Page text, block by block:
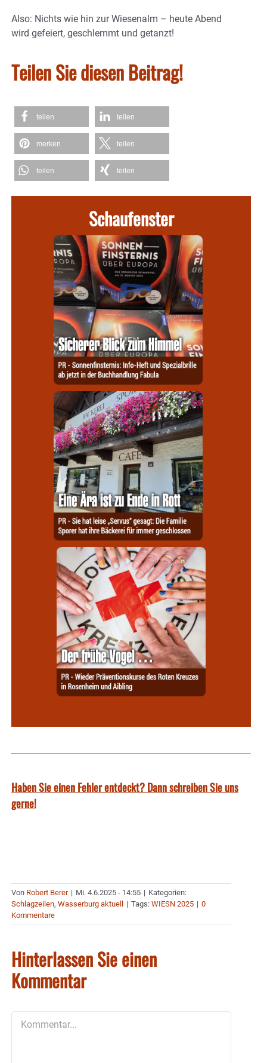
Also: Nichts wie hin zur Wiesenalm – heute Abend
wird gefeiert, geschlemmt und getanzt!
Teilen Sie diesen Beitrag!
teilen teilen
merken teilen
teilen teilen
Schaufenster
Haben Sie einen Fehler entdeckt? Dann schreiben Sie uns
gerne!
Von Robert Berer | Mi. 4.6.2025 - 14:55 | Kategorien:
Schlagzeilen, Wasserburg aktuell | Tags: WIESN 2025 | 0
Kommentare
Hinterlassen Sie einen
Kommentar